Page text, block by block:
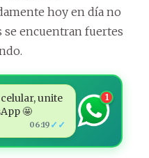
hoy en día no
se encuentran fuertes
unite
🤩
06:19 ✓✓
1